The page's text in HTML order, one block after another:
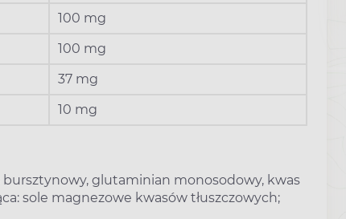
100 mg
100 mg
37 mg
10 mg
bursztynowy, glutaminian monosodowy, kwas
sole magnezowe kwasów tłuszczowych;